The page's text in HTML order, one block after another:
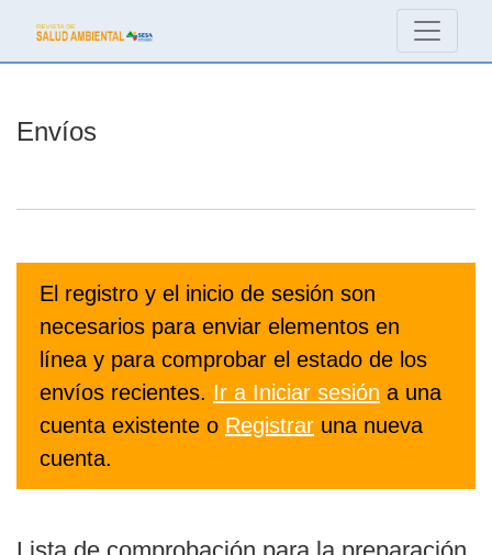
Envíos
El registro y el inicio de sesión son
necesarios para enviar elementos en
línea y para comprobar el estado de los
envíos recientes. Ir a Iniciar sesión a una
cuenta existente o Registrar una nueva
cuenta.